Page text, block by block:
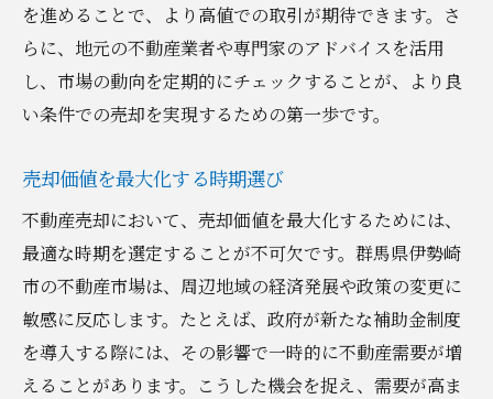
を進めることで、より高値での取引が期待できます。さ
らに、地元の不動産業者や専門家のアドバイスを活用
し、市場の動向を定期的にチェックすることが、より良
い条件での売却を実現するための第一歩です。
売却価値を最大化する時期選び
不動産売却において、売却価値を最大化するためには、
最適な時期を選定することが不可欠です。群馬県伊勢崎
市の不動産市場は、周辺地域の経済発展や政策の変更に
敏感に反応します。たとえば、政府が新たな補助金制度
を導入する際には、その影響で一時的に不動産需要が増
えることがあります。こうした機会を捉え、需要が高ま